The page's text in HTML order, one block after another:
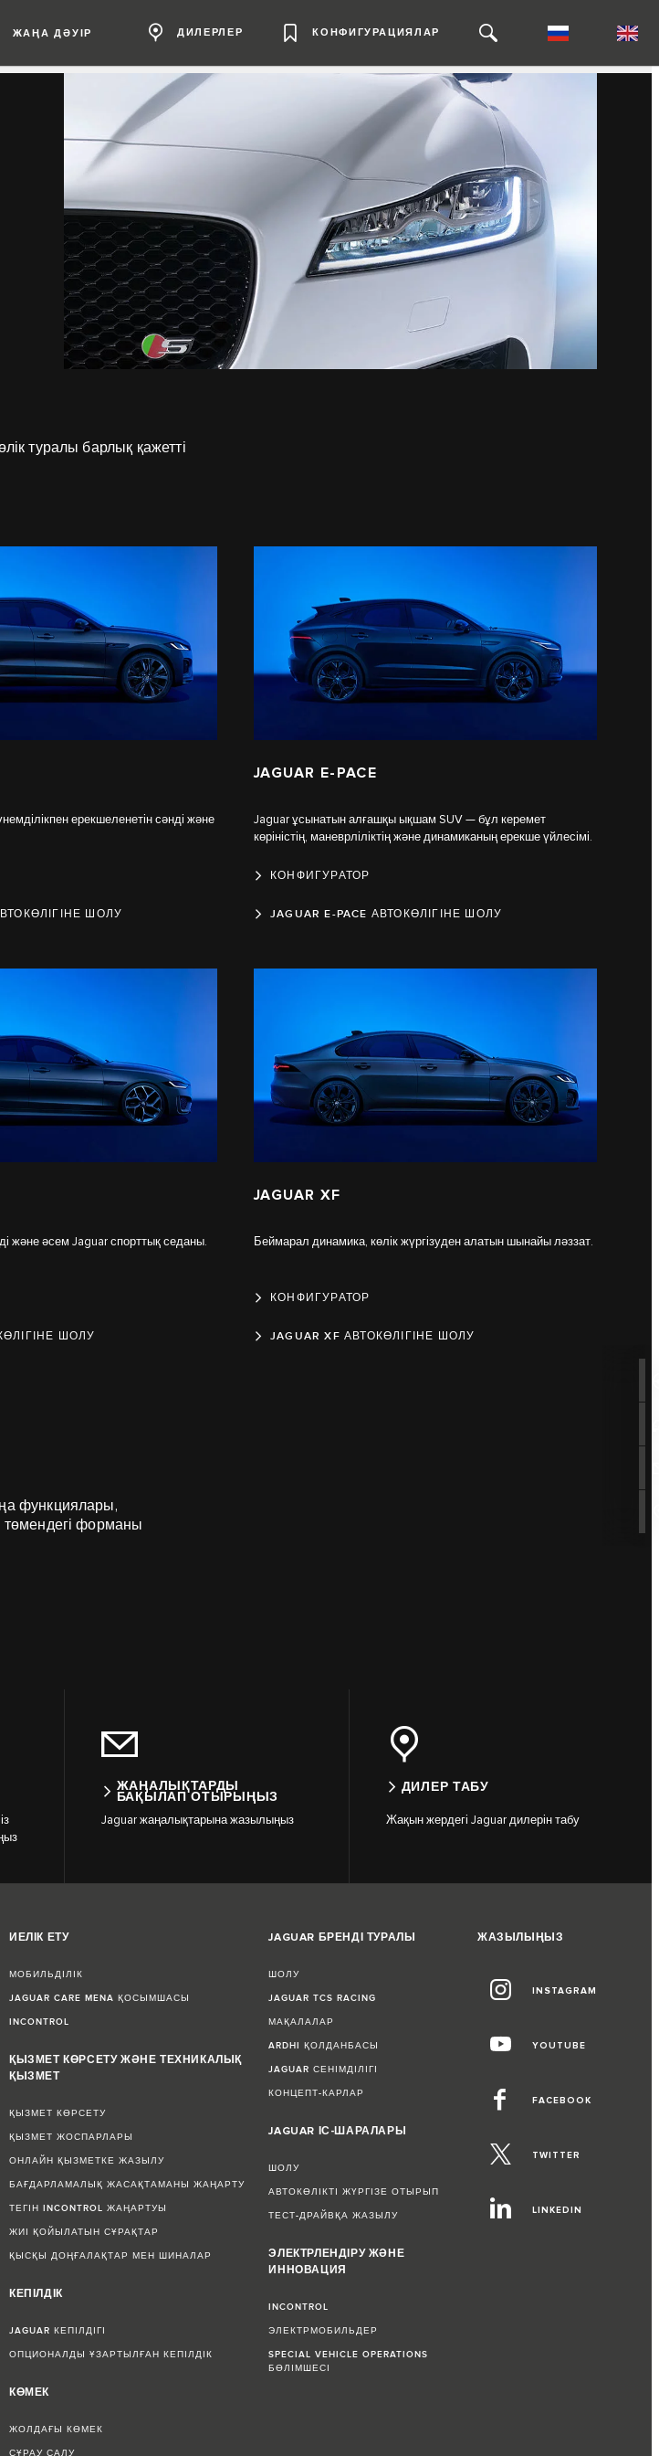
ЖАҢА ДӘУІР ДИЛЕРЛЕР КОНФИГУРАЦИЯЛАР
туралы барлық қажетті
ерекшеленетін сәнді және
ШОЛУ
JAGUAR E-PACE
Jaguar ұсынатын алғашқы ықшам SUV — бұл керемет
көріністің, маневрліліктің және динамиканың ерекше үйлесімі.
КОНФИГУРАТОР
JAGUAR E-PACE АВТОКӨЛІГІНЕ ШОЛУ
және әсем Jaguar спорттық седаны.
ШОЛУ
JAGUAR XF
Беймарал динамика, көлік жүргізуден алатын шынайы ләззат.
КОНФИГУРАТОР
JAGUAR XF АВТОКӨЛІГІНЕ ШОЛУ
функциялары,
төмендегі форманы
ЖАҢАЛЫҚТАРДЫ
БАҚЫЛАП ОТЫРЫҢЫЗ
Jaguar жаңалықтарына жазылыңыз
ДИЛЕР ТАБУ
Жақын жердегі Jaguar дилерін табу
ИЕЛІК ЕТУ
МОБИЛЬДІЛІК
JAGUAR CARE MENA ҚОСЫМШАСЫ
INCONTROL
ҚЫЗМЕТ КӨРСЕТУ ЖӘНЕ ТЕХНИКАЛЫҚ
ҚЫЗМЕТ
ҚЫЗМЕТ КӨРСЕТУ
ҚЫЗМЕТ ЖОСПАРЛАРЫ
ОНЛАЙН ҚЫЗМЕТКЕ ЖАЗЫЛУ
БАҒДАРЛАМАЛЫҚ ЖАСАҚТАМАНЫ ЖАҢАРТУ
ТЕГІН INCONTROL ЖАҢАРТУЫ
ЖИІ ҚОЙЫЛАТЫН СҰРАҚТАР
ҚЫСҚЫ ДОҢҒАЛАҚТАР МЕН ШИНАЛАР
КЕПІЛДІК
JAGUAR КЕПІЛДІГІ
ОПЦИОНАЛДЫ ҰЗАРТЫЛҒАН КЕПІЛДІК
КӨМЕК
ЖОЛДАҒЫ КӨМЕК
СҰРАУ САЛУ
JAGUAR БРЕНДІ ТУРАЛЫ
ШОЛУ
JAGUAR TCS RACING
МАҚАЛАЛАР
ARDHI ҚОЛДАНБАСЫ
JAGUAR СЕНІМДІЛІГІ
КОНЦЕПТ-КАРЛАР
JAGUAR ІС-ШАРАЛАРЫ
ШОЛУ
АВТОКӨЛІКТІ ЖҮРГІЗЕ ОТЫРЫП
ТЕСТ-ДРАЙВҚА ЖАЗЫЛУ
ЭЛЕКТРЛЕНДІРУ ЖӘНЕ
ИННОВАЦИЯ
INCONTROL
ЭЛЕКТРМОБИЛЬДЕР
SPECIAL VEHICLE OPERATIONS
БӨЛІМШЕСІ
ЖАЗЫЛЫҢЫЗ
INSTAGRAM
YOUTUBE
FACEBOOK
TWITTER
LINKEDIN